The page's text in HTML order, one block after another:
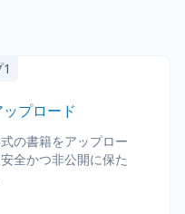
プロード
の書籍をアップロー
全かつ非公開に保た